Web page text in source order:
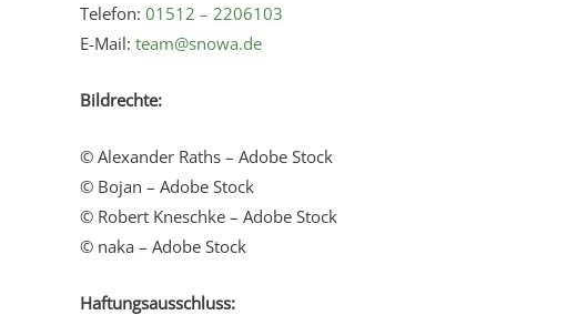
Telefon: 01512 – 2206103
E-Mail: team@snowa.de
Bildrechte:
© Alexander Raths – Adobe Stock
© Bojan – Adobe Stock
© Robert Kneschke – Adobe Stock
© naka – Adobe Stock
Haftungsausschluss: